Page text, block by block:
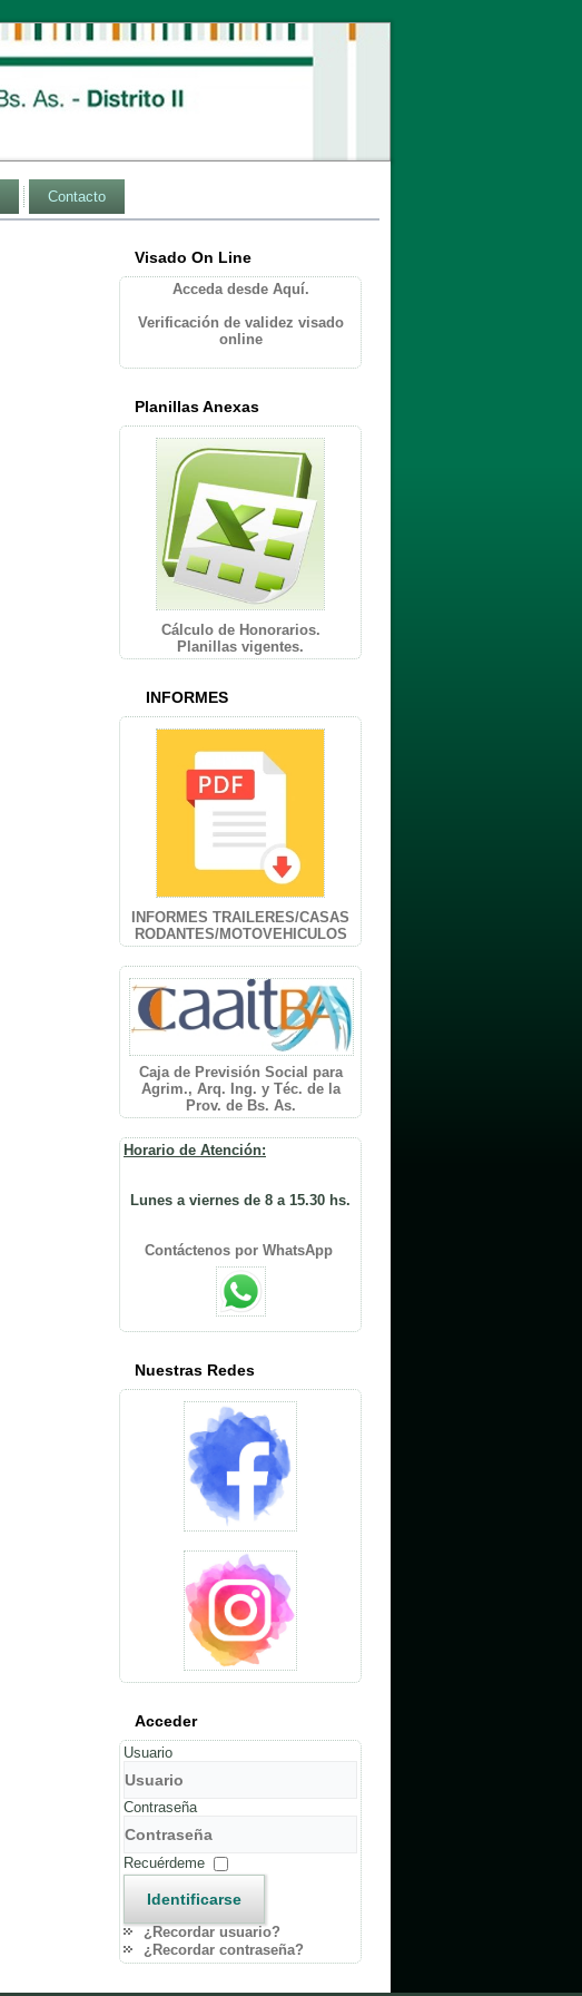
Contacto
Visado On Line
Acceda desde Aquí.
Verificación de validez visado
online
Planillas Anexas
Cálculo de Honorarios.
Planillas vigentes.
INFORMES
INFORMES TRAILERES/CASAS
RODANTES/MOTOVEHICULOS
Caja de Previsión Social para
Agrim., Arq. Ing. y Téc. de la
Prov. de Bs. As.
Horario de Atención:
Lunes a viernes de 8 a 15.30 hs.
Contáctenos por WhatsApp
Nuestras Redes
Acceder
Usuario
Contraseña
Recuérdeme
Identificarse
¿Recordar usuario?
¿Recordar contraseña?